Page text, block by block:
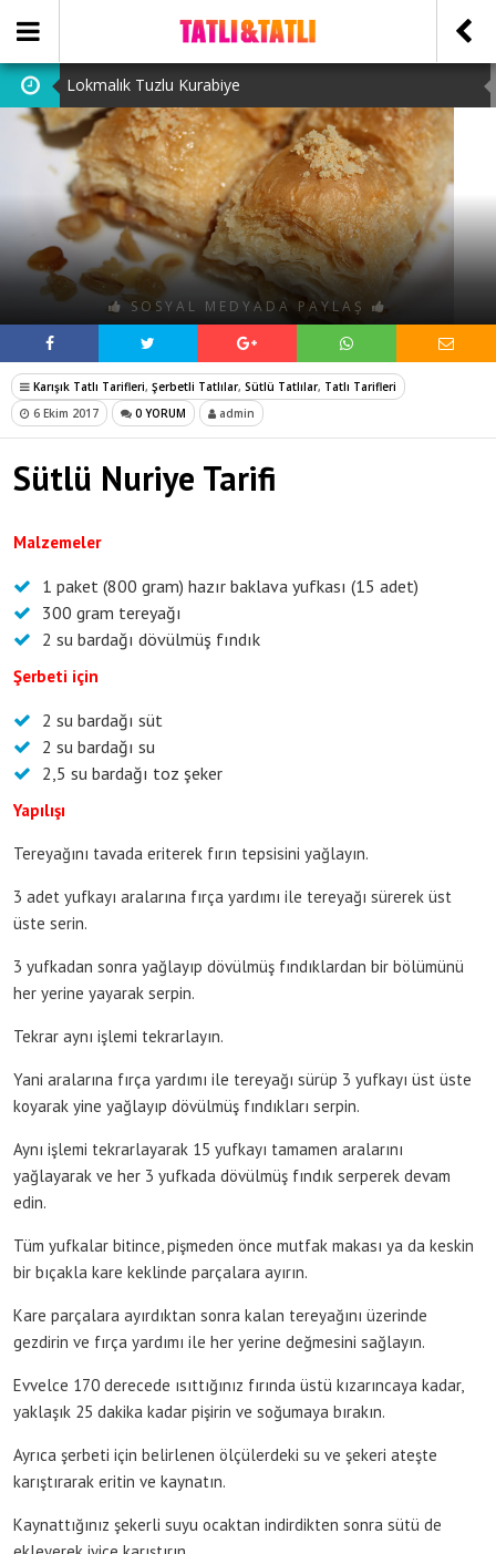
Lokmalık Tuzlu Kurabiye
Tam Ölçülü Un Helvası
Suffle
Cevizli Bulut Kek
Ataşehir Escort Bayanlarını: atasehirescortlari.com ‘da
bulabilirsiniz.SOSYAL MEDYADA PAYLAŞ
Karışık Tatlı Tarifleri, Şerbetli Tatlılar, Sütlü Tatlılar, Tatlı Tarifleri
6 Ekim 2017
0 YORUM admin
Sütlü Nuriye Tarifi
Malzemeler
1 paket (800 gram) hazır baklava yufkası (15 adet)
300 gram tereyağı
2 su bardağı dövülmüş fındık
Şerbeti için
2 su bardağı süt
2 su bardağı su
2,5 su bardağı toz şeker
Yapılışı
Tereyağını tavada eriterek fırın tepsisini yağlayın.
3 adet yufkayı aralarına fırça yardımı ile tereyağı sürerek üst
üste serin.
3 yufkadan sonra yağlayıp dövülmüş fındıklardan bir bölümünü
her yerine yayarak serpin.
Tekrar aynı işlemi tekrarlayın.
Yani aralarına fırça yardımı ile tereyağı sürüp 3 yufkayı üst üste
koyarak yine yağlayıp dövülmüş fındıkları serpin.
Aynı işlemi tekrarlayarak 15 yufkayı tamamen aralarını
yağlayarak ve her 3 yufkada dövülmüş fındık serperek devam
edin.
Tüm yufkalar bitince, pişmeden önce mutfak makası ya da keskin
bir bıçakla kare keklinde parçalara ayırın.
Kare parçalara ayırdıktan sonra kalan tereyağını üzerinde
gezdirin ve fırça yardımı ile her yerine değmesini sağlayın.
Evvelce 170 derecede ısıttığınız fırında üstü kızarıncaya kadar,
yaklaşık 25 dakika kadar pişirin ve soğumaya bırakın.
Ayrıca şerbeti için belirlenen ölçülerdeki su ve şekeri ateşte
karıştırarak eritin ve kaynatın.
Kaynattığınız şekerli suyu ocaktan indirdikten sonra sütü de